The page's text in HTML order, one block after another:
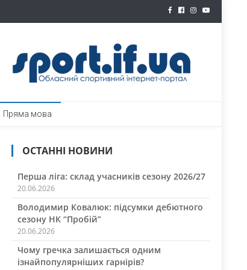
Пряма мова
ОСТАННІ НОВИНИ
Перша ліга: склад учасників сезону 2026/27
20.06.2026
Володимир Ковалюк: підсумки дебютного
сезону НК “Пробій”
20.06.2026
Чому гречка залишається одним
ізнайпопулярніших гарнірів?